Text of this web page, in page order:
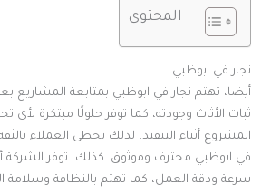
المحتوى
نجار في ابوظبي
أيضا، تهتم نجار في ابوظبي بمتابعة المشاريع
ثبات الأثاث وجودته، كما توفر حلولًا مبتكرة لأي
المشروع أثناء التنفيذ، لذلك يحظى العملاء
في ابوظبي محترف وموثوق. كذلك، توفر الشركة
سرعة ودقة العمل، كما تهتم بالنظافة وسلامة